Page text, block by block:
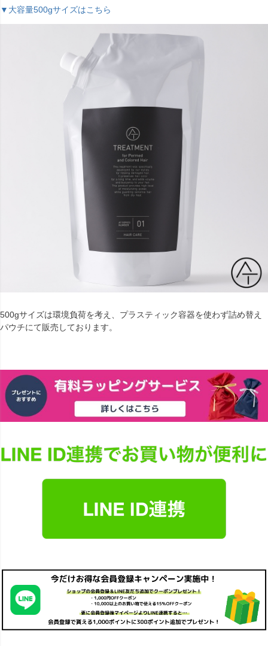
▼大容量500gサイズはこちら
500gサイズは環境負荷を考え、プラスティック容器を使わず詰め替え
パウチにて販売しております。